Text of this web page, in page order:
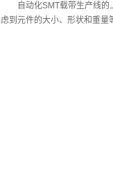
自动化SMT载带生产线的上
虑到元件的大小、形状和重量